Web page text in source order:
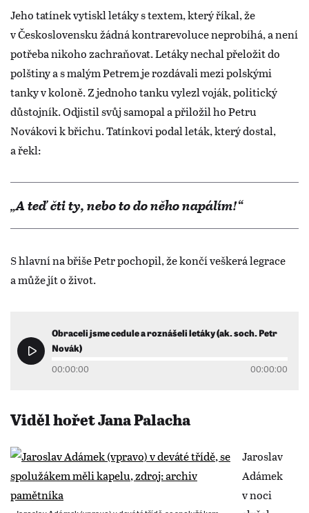
Jeho tatínek vytiskl letáky s textem, který říkal, že
v Československu žádná kontrarevoluce neprobíhá, a není
potřeba nikoho zachraňovat. Letáky nechal přeložit do
polštiny a s malým Petrem je rozdávali mezi polskými
tanky v koloně. Z jednoho tanku vylezl voják, politický
důstojník. Odjistil svůj samopal a přiložil ho Petru
Novákovi k břichu. Tatínkovi podal leták, který dostal,
a řekl:
„A teď čti ty, nebo to do něho napálím!“
S hlavní na břiše Petr pochopil, že končí veškerá legrace
a může jít o život.
Obraceli jsme cedule a roznášeli letáky (ak. soch. Petr
Novák)
00:00:00 00:00:00
Viděl hořet Jana Palacha
Jaroslav
Adámek
v noci